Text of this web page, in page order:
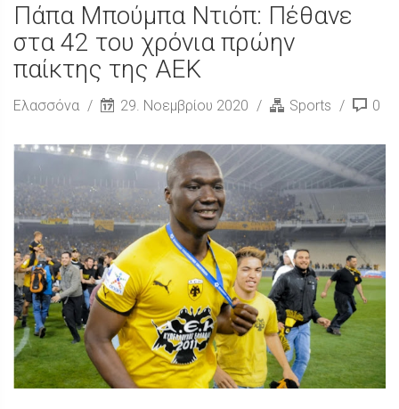
Πάπα Μπούμπα Ντιόπ: Πέθανε
στα 42 του χρόνια πρώην
παίκτης της ΑΕΚ
Ελασσόνα 29. Νοεμβρίου 2020 Sports 0